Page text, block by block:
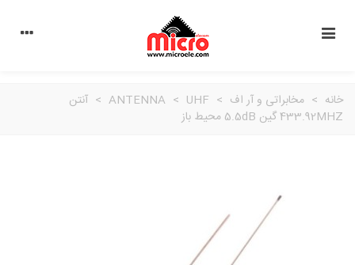
خانه > مخابراتی و آر اف >
ANTENNA > UHF
> آنتن
433.92MHZ گین 5.5dB محیط باز